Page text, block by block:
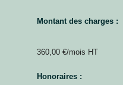
Montant des charges :
360,00 €/mois HT
Honoraires :